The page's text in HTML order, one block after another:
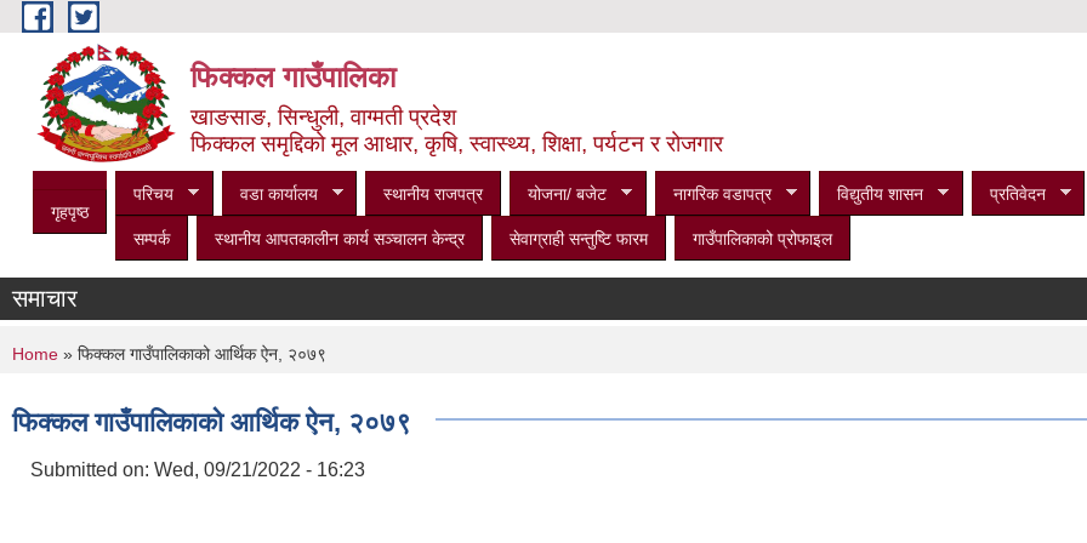
Skip to main content
फिक्कल गाउँपालिका
खाङसाङ, सिन्धुली, वाग्मती प्रदेश
फिक्कल समृद्दिको मूल आधार, कृषि, स्वास्थ्य, शिक्षा, पर्यटन र रोजगार
गृहपृष्ठ
परिचय वडा कार्यालय स्थानीय राजपत्र योजना/ बजेट नागरिक वडापत्र विद्युतीय शासन प्रतिवेदन
सम्पर्क स्थानीय आपतकालीन कार्य सञ्‍चालन केन्द्र सेवाग्राही सन्तुष्टि फारम गाउँपालिकाको प्रोफाइल
समाचार
You are here
Home » फिक्कल गाउँपालिकाको आर्थिक ऐन, २०७९
फिक्कल गाउँपालिकाको आर्थिक ऐन, २०७९
Submitted on: Wed, 09/21/2022 - 16:23